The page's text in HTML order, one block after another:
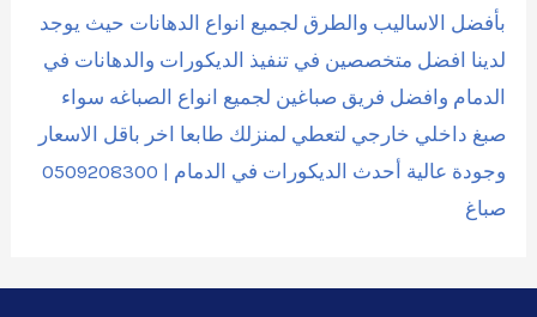
بأفضل الاساليب والطرق لجميع انواع الدهانات حيث يوجد
لدينا افضل متخصصين في تنفيذ الديكورات والدهانات في
الدمام وافضل فريق صباغين لجميع انواع الصباغه سواء
صبغ داخلي خارجي لتعطي لمنزلك طابعا اخر باقل الاسعار
وجودة عالية أحدث الديكورات في الدمام | 0509208300
صباغ